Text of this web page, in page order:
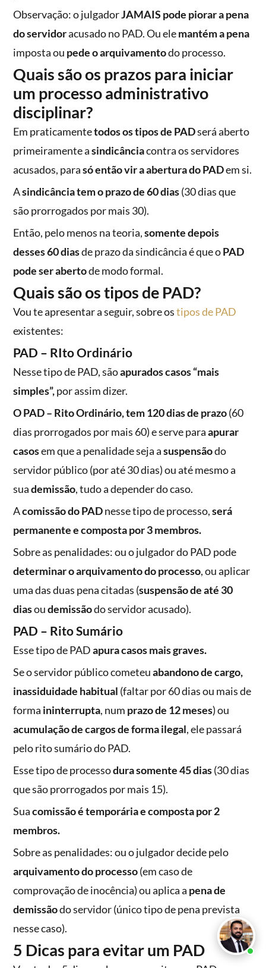
Observação: o julgadorJAMAIS pode piorar a pena
do servidoracusado no PAD. Ou elemantém a pena
imposta ou pede o arquivamentodo processo.
Quais são os prazos para iniciar
um processo administrativo
disciplinar?
Em praticamentetodos os tipos de PADserá aberto
primeiramente asindicânciacontra os servidores
acusados, parasó então vir a abertura do PADem si.
Asindicância tem o prazo de 60 dias(30 dias que
são prorrogados por mais 30).
Então, pelo menos na teoria,somente depois
desses 60 diasde prazo da sindicância é que oPAD
pode ser abertode modo formal.
Quais são os tipos de PAD?
Vou te apresentar a seguir, sobre ostipos de PAD
existentes:
PAD – RIto Ordinário
Nesse tipo de PAD, sãoapurados casos “mais
simples”,por assim dizer.
O PAD – Rito Ordinário, tem 120 dias de prazo(60
dias prorrogados por mais 60) e serve paraapurar
casosem que a penalidade seja asuspensãodo
servidor público (por até 30 dias) ou até mesmo a
suademissão, tudo a depender do caso.
Acomissão do PADnesse tipo de processo,será
permanente e composta por 3 membros.
Sobre as penalidades: ou o julgador do PAD pode
determinar o arquivamento do processo, ou aplicar
uma das duas pena citadas (suspensão de até 30
diasoudemissãodo servidor acusado).
PAD – Rito Sumário
Esse tipo de PADapura casos mais graves.
Se o servidor público cometeuabandono de cargo,
inassiduidade habitual (faltar por 60 dias ou mais de
forma ininterrupta, num prazo de 12 meses) ou
acumulação de cargos de forma ilegal, ele passará
pelo rito sumário do PAD.
Esse tipo de processodura somente 45 dias(30 dias
que são prorrogados por mais 15).
Suacomissão é temporária e composta por 2
membros.
Sobre as penalidades: ou o julgador decide pelo
arquivamento do processo(em caso de
comprovação de inocência) ou aplica a pena de
demissãodo servidor (único tipo de pena prevista
nesse caso).
5 Dicas para evitar um PAD